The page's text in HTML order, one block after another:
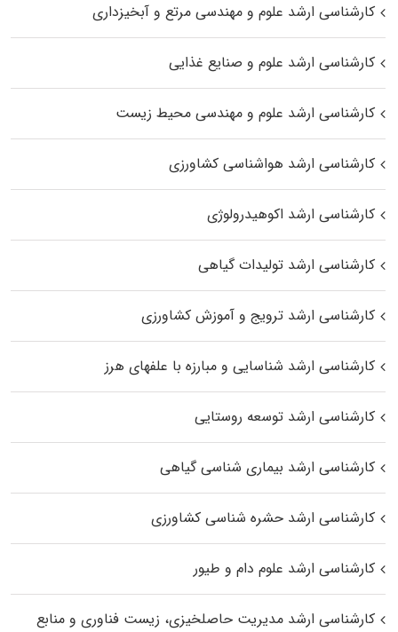
کارشناسی ارشد علوم و مهندسی مرتع و آبخیزداری
کارشناسی ارشد علوم و صنایع غذایی
کارشناسی ارشد علوم و مهندسی محیط زیست
کارشناسی ارشد هواشناسی کشاورزی
کارشناسی ارشد اکوهیدرولوژی
کارشناسی ارشد تولیدات گیاهی
کارشناسی ارشد ترویج و آموزش کشاورزی
کارشناسی ارشد شناسایی و مبارزه با علفهای هرز
کارشناسی ارشد توسعه روستایی
کارشناسی ارشد بیماری‌ شناسی گیاهی
کارشناسی ارشد حشره‌ شناسی کشاورزی
کارشناسی ارشد علوم دام و طیور
کارشناسی ارشد مدیریت حاصلخیزی، زیست فناوری و منابع